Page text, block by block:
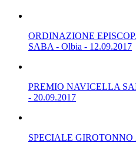
ORDINAZIONE
SABA - Olbia - 12.09.2017
PREMIO NAVICELLA
- 20.09.2017
SPECIALE GIROTONNO